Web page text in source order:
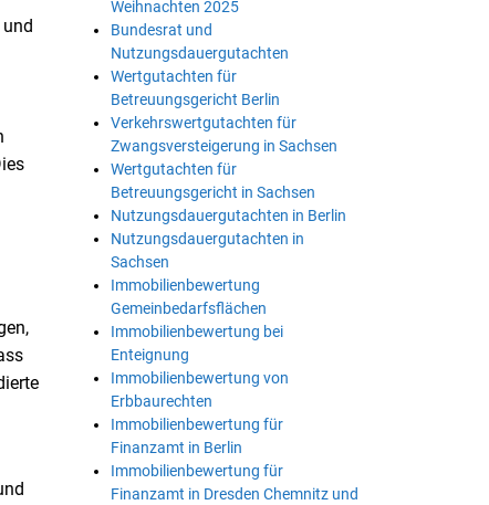
Weihnachten 2025
Bundesrat und
Nutzungsdauergutachten
Wertgutachten für
Betreuungsgericht Berlin
Verkehrswertgutachten für
Zwangsversteigerung in Sachsen
Wertgutachten für
Betreuungsgericht in Sachsen
Nutzungsdauergutachten in Berlin
Nutzungsdauergutachten in
Sachsen
Immobilienbewertung
Gemeinbedarfsflächen
Immobilienbewertung bei
Enteignung
Immobilienbewertung von
Erbbaurechten
Immobilienbewertung für
Finanzamt in Berlin
Immobilienbewertung für
Finanzamt in Dresden Chemnitz und